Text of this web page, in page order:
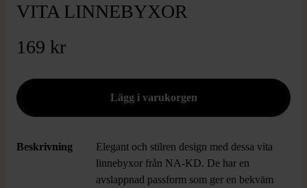
VITA LINNEBYXOR
169 kr
Beskrivning
Elegant och stilren design med dessa vita
linnebyxor från NA-KD. De har en
avslappnad passform som ger en bekväm